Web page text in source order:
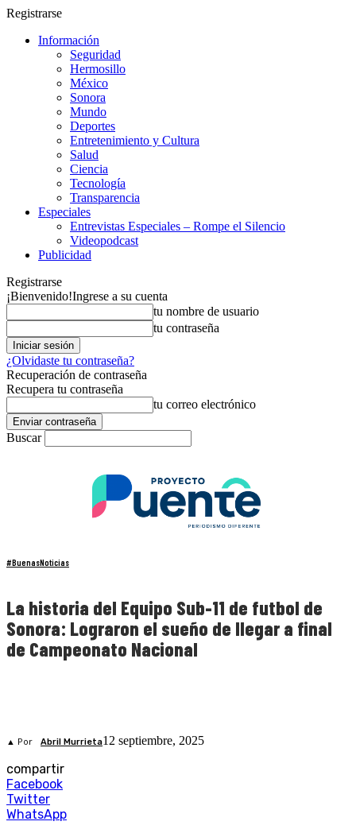
Registrarse
Información
Seguridad
Hermosillo
México
Sonora
Mundo
Deportes
Entretenimiento y Cultura
Salud
Ciencia
Tecnología
Transparencia
Especiales
Entrevistas Especiales – Rompe el Silencio
Videopodcast
Publicidad
Registrarse
¡Bienvenido!Ingrese a su cuenta
tu nombre de usuario
tu contraseña
¿Olvidaste tu contraseña?
Recuperación de contraseña
Recupera tu contraseña
tu correo electrónico
Buscar
#BuenasNoticias
La historia del Equipo Sub-11 de futbol de
Sonora: Lograron el sueño de llegar a final
de Campeonato Nacional
▲ Por Abril Murrieta12 septiembre, 2025
compartir
Facebook
Twitter
WhatsApp